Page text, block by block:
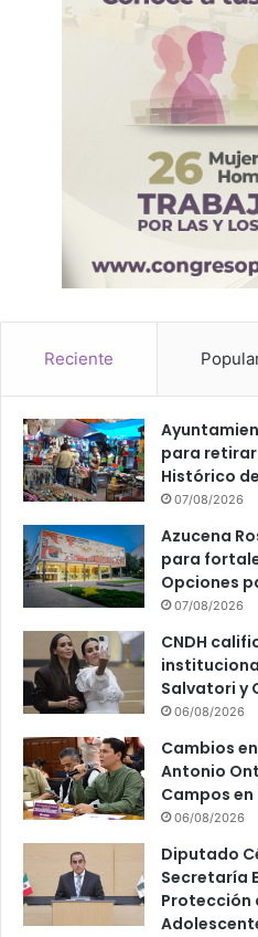
Reciente
para
Histórico
07/08/2026
Azucena
para
Opciones
07/08/2026
CNDH
Salvatori y
06/08/2026
Cambios
Antonio
Campos
06/08/2026
Diputado
Secretaría
Protección